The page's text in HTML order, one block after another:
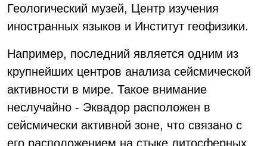
Геологический музей, Центр изучения
иностранных языков и Институт геофизики.
Например, последний является одним из
крупнейших центров анализа сейсмической
активности в мире. Такое внимание
неслучайно - Эквадор расположен в
сейсмически активной зоне, что связано с
его расположением на стыке литосферных